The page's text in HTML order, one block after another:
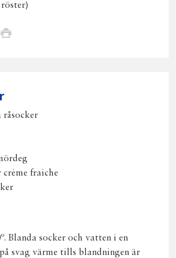
röster)
Skriv
råsocker
fraiche
Blanda socker och vatten i en
svag värme tills blandningen är